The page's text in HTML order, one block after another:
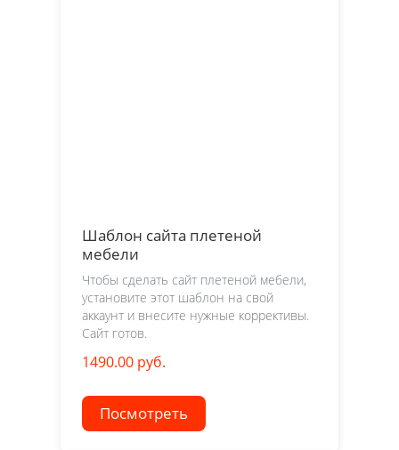
Шаблон сайта плетеной
мебели
Чтобы сделать сайт плетеной мебели,
установите этот шаблон на свой
аккаунт и внесите нужные коррективы.
Сайт готов.
1490.00 руб.
Посмотреть